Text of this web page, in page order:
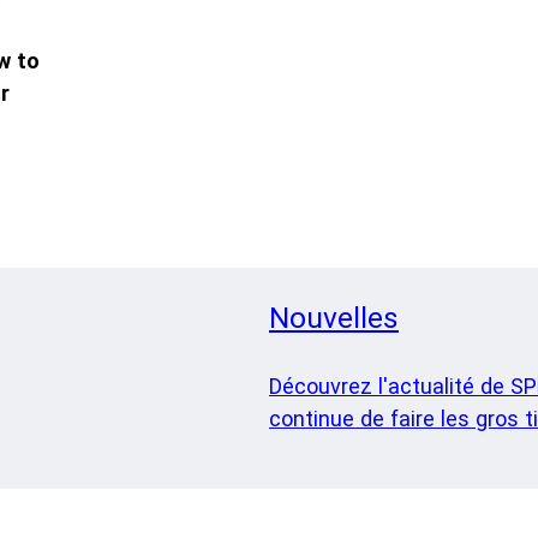
to
Nouvelles
Découvrez l'actualité de
continue de faire les gros